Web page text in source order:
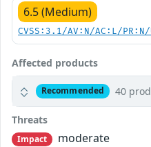
6.5 (Medium)
CVSS:3.1/AV:N/AC:L/
Affected products
Recommended 40
Threats
Impact
moderate